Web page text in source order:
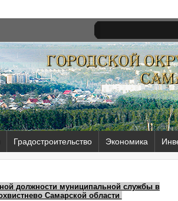
Градостроительство Экономика
должности муниципальной службы в
Самарской области